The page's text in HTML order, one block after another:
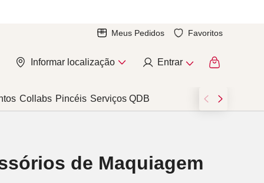
Meus Pedidos Favoritos
Informar localização Entrar
Collabs Pincéis Serviços QDB
de Maquiagem